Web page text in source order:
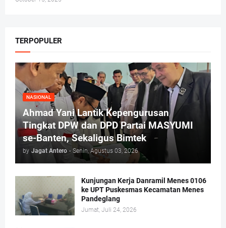
TERPOPULER
NASIONAL
Ahmad Yani Lantik Kepengurusan
Tingkat DPW dan DPD Partai MASYUMI
se-Banten, Sekaligus Bimtek
by Jagat Antero - Senin, Agustus 03, 2026
Kunjungan Kerja Danramil Menes 0106
ke UPT Puskesmas Kecamatan Menes
Pandeglang
Jumat, Juli 24, 2026